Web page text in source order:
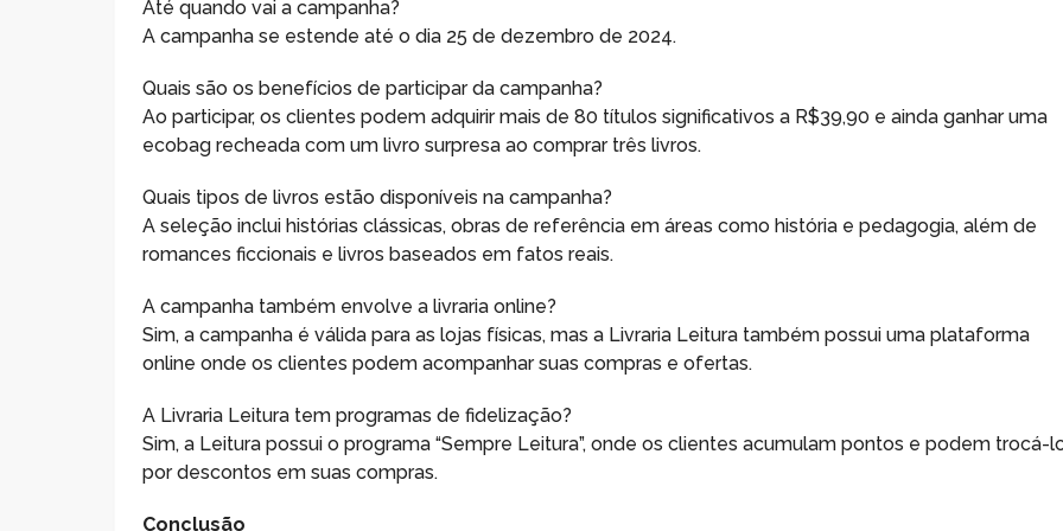
Até quando vai a campanha?
A campanha se estende até o dia 25 de dezembro de 2024.
Quais são os benefícios de participar da campanha?
Ao participar, os clientes podem adquirir mais de 80 títulos significativos a R$39,90 e ainda ganhar uma
ecobag recheada com um livro surpresa ao comprar três livros.
Quais tipos de livros estão disponíveis na campanha?
A seleção inclui histórias clássicas, obras de referência em áreas como história e pedagogia, além de
romances ficcionais e livros baseados em fatos reais.
A campanha também envolve a livraria online?
Sim, a campanha é válida para as lojas físicas, mas a Livraria Leitura também possui uma plataforma
online onde os clientes podem acompanhar suas compras e ofertas.
A Livraria Leitura tem programas de fidelização?
Sim, a Leitura possui o programa “Sempre Leitura”, onde os clientes acumulam pontos e podem trocá-
por descontos em suas compras.
Conclusão